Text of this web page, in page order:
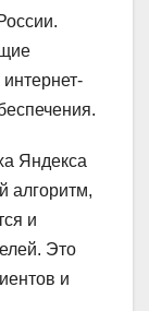
Яндекса
алгоритм,
и
Это
и